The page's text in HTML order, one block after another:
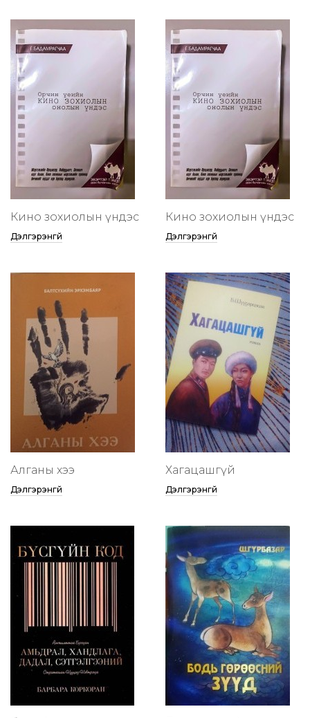
Кино зохиолын үндэс
Дэлгэрэнгүй
Кино зохиолын үндэс
Дэлгэрэнгүй
Алганы хээ
Дэлгэрэнгүй
Хагацашгүй
Дэлгэрэнгүй